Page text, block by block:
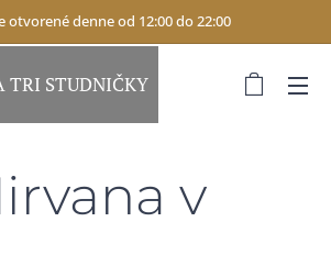
otvorené denne od 12:00 do 22:00
TRI STUDNIČKY
v